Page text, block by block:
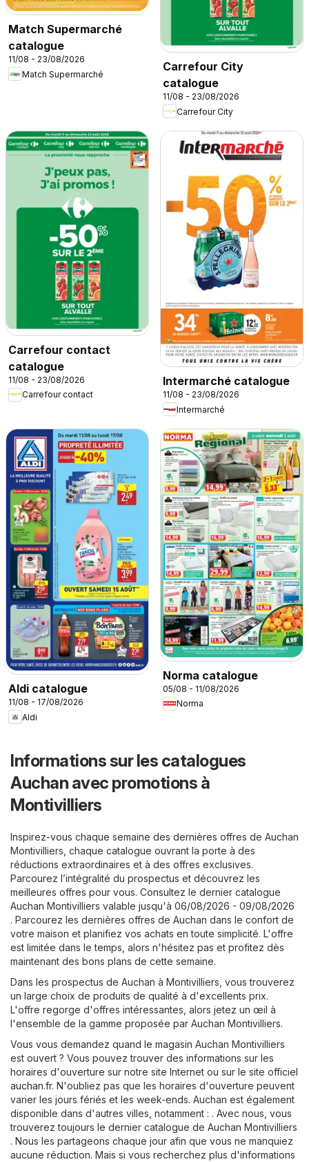
Match Supermarché
catalogue
11/08 - 23/08/2026
Match Supermarché
Carrefour City
catalogue
11/08 - 23/08/2026
Carrefour City
Carrefour contact
catalogue
11/08 - 23/08/2026
Carrefour contact
Intermarché catalogue
11/08 - 23/08/2026
Intermarché
Aldi catalogue
11/08 - 17/08/2026
Aldi
Norma catalogue
05/08 - 11/08/2026
Norma
Informations sur les catalogues
Auchan avec promotions à
Montivilliers
Inspirez-vous chaque semaine des dernières offres de Auchan
Montivilliers, chaque catalogue ouvrant la porte à des
réductions extraordinaires et à des offres exclusives.
Parcourez l’intégralité du prospectus et découvrez les
meilleures offres pour vous. Consultez le dernier catalogue
Auchan Montivilliers valable jusqu'à 06/08/2026 - 09/08/2026
. Parcourez les dernières offres de Auchan dans le confort de
votre maison et planifiez vos achats en toute simplicité. L'offre
est limitée dans le temps, alors n'hésitez pas et profitez dès
maintenant des bons plans de cette semaine.
Dans les prospectus de Auchan à Montivilliers, vous trouverez
un large choix de produits de qualité à d'excellents prix.
L'offre regorge d'offres intéressantes, alors jetez un œil à
l'ensemble de la gamme proposée par Auchan Montivilliers.
Vous vous demandez quand le magasin Auchan Montivilliers
est ouvert ? Vous pouvez trouver des informations sur les
horaires d'ouverture sur notre site Internet ou sur le site officiel
auchan.fr. N'oubliez pas que les horaires d'ouverture peuvent
varier les jours fériés et les week-ends. Auchan est également
disponible dans d'autres villes, notamment : . Avec nous, vous
trouverez toujours le dernier catalogue de Auchan Montivilliers
. Nous les partageons chaque jour afin que vous ne manquiez
aucune réduction. Mais si vous recherchez plus d'informations